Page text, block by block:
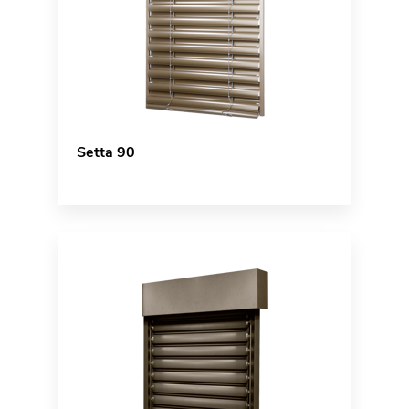
Setta 90